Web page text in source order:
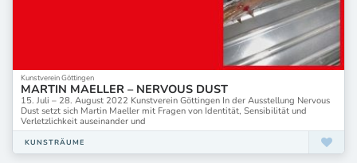
Kunstverein Göttingen
MARTIN MAELLER – NERVOUS DUST
15. Juli – 28. August 2022 Kunstverein Göttingen In der Ausstellung Nervous
Dust setzt sich Martin Maeller mit Fragen von Identität, Sensibilität und
Verletzlichkeit auseinander und
KUNSTRÄUME